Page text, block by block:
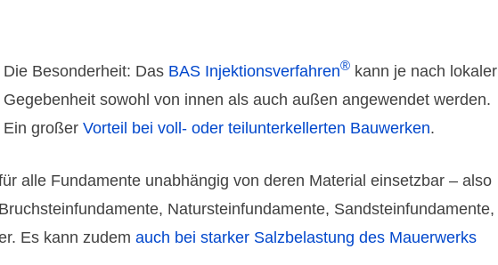
Die Besonderheit: Das BAS Injek­tions­ver­fahren®kann je nach lokaler
Gegeben­heit sowohl von innen als auch außen ange­wendet werden.
Ein großer Vorteil bei voll- oder teil­unter­keller­ten Bau­werken.
alle Funda­mente unab­hängig von deren Material ein­setz­bar – also
Natur­stein­funda­mente, Sand­stein­funda­mente,
Es kann zudem auch bei starker Salz­belastung des Mauer­werks